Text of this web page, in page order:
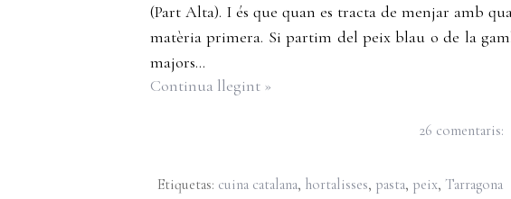
(Part Alta). I és que quan es tracta de menjar amb
matèria primera. Si partim del peix blau o de la
majors...
Continua llegint »
26 comentaris:
Etiquetas: cuina catalana, hortalisses, pasta, peix, Tarragona